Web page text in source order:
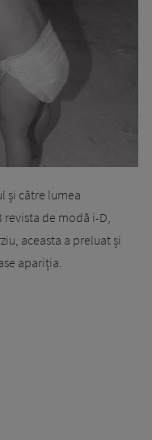
și către lumea
de modă i-D,
aceasta a preluat și
apariția.